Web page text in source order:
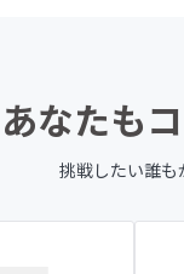
あなたも
挑戦したい誰も